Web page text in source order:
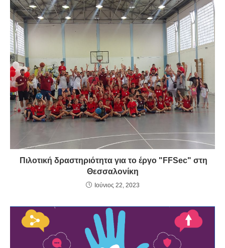
Πιλοτική δραστηριότητα για το έργο "FFSec" στη
Θεσσαλονίκη
Ιούνιος 22, 2023